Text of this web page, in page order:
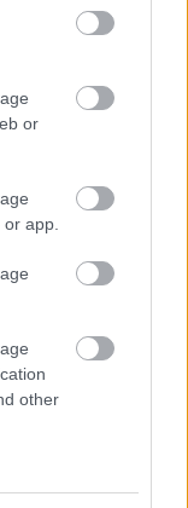
or
app.
other
is
egyik legtöbbet
bár újabban
többször
mint
Albert Finney
el